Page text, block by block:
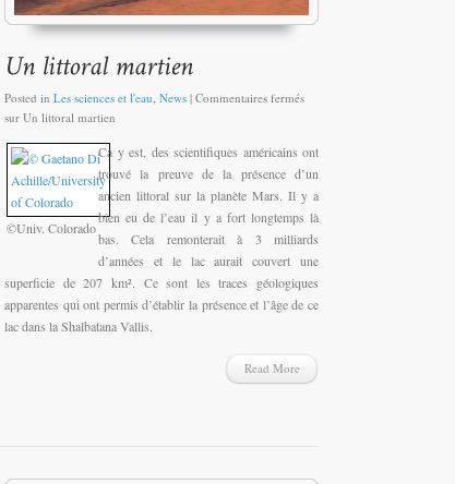
Posted in Les sciences et l'eau News | Commentaires fermés
sur Un littoral martien
©Univ. Colorado
Ca y est, des scientifiques américains ont
trouvé la preuve de la présence d’un
ancien littoral sur la planète Mars. Il y a
bien eu de l’eau il y a fort longtemps là
bas. Cela remonterait à 3 milliards
d’années et le lac aurait couvert une
superficie de 207 km². Ce sont les traces géologiques
apparentes qui ont permis d’établir la présence et l’âge de ce
lac dans la Shalbatana Vallis.
Read More